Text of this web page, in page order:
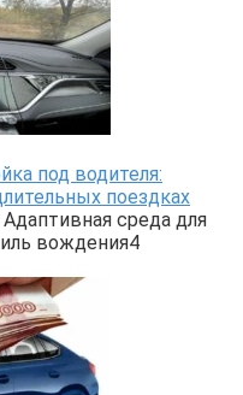
под водителя:
поездках
среда для
вождения4